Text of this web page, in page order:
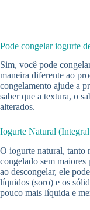
Pode congelar iogurte
Sim, você pode
maneira diferente ao
congelamento ajude a
saber que a textura, o
alterados.
Iogurte Natural
O iogurte natural, tanto
congelado sem
ao descongelar, ele
líquidos (soro) e os
pouco mais líquida e